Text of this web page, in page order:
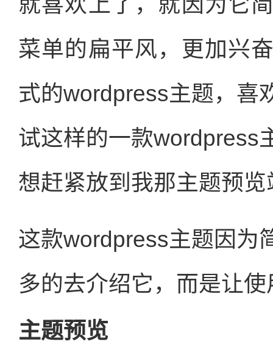
菜单的扁平风，更加兴
式的wordpress主题，喜
试这样的一款wordpress
想赶紧放到我那主题预
这款wordpress主题因为
多的去介绍它，而是让
主题预览